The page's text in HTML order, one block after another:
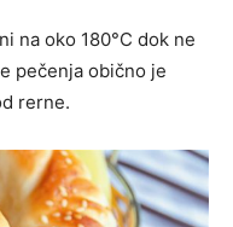
na oko 180°C dok ne
pečenja obično je
rerne.